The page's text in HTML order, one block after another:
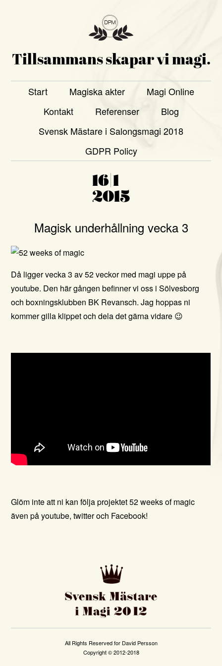
Tillsammans skapar vi magi.
Start Magiska akter
Magi Online
Kontakt
Referenser
Blog
Svensk Mästare i Salongsmagi 2018
GDPR Policy
16|1
2015
Magisk underhållning vecka 3
Då ligger vecka 3 av 52 veckor med magi uppe på
youtube. Den här gången befinner vi oss iSölvesborg
och boxningsklubben BK Revansch. Jag hoppas ni
kommer gilla klippet och dela det gärna vidare 😉
Glöm inte att ni kan följa projektet 52 weeks of magic
även påyoutube,twitteroch Facebook!
All Rights Reserved for David Persson
Copyright © 2012-2018